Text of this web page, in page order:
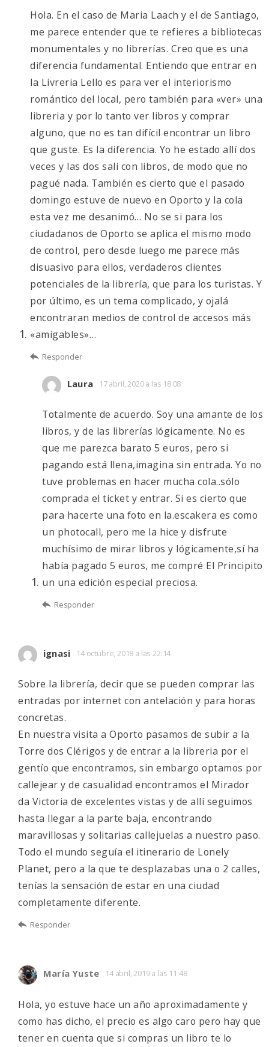
Hola. En el caso de Maria Laach y el de Santiago,
me parece entender que te refieres a bibliotecas
monumentales y no librerías. Creo que es una
diferencia fundamental. Entiendo que entrar en
la Livreria Lello es para ver el interiorismo
romántico del local, pero también para «ver» una
libreria y por lo tanto ver libros y comprar
alguno, que no es tan difícil encontrar un libro
que guste. Es la diferencia. Yo he estado allí dos
veces y las dos salí con libros, de modo que no
pagué nada. También es cierto que el pasado
domingo estuve de nuevo en Oporto y la cola
esta vez me desanimó… No se si para los
ciudadanos de Oporto se aplica el mismo modo
de control, pero desde luego me parece más
disuasivo para ellos, verdaderos clientes
potenciales de la librería, que para los turistas. Y
por último, es un tema complicado, y ojalá
encontraran medios de control de accesos más
«amigables»…
Responder
Laura 17 abril, 2020 a las 18:08
Totalmente de acuerdo. Soy una amante de los
libros, y de las librerías lógicamente. No es
que me parezca barato 5 euros, pero si
pagando está llena,imagina sin entrada. Yo no
tuve problemas en hacer mucha cola..sólo
comprada el ticket y entrar. Si es cierto que
para hacerte una foto en la.escakera es como
un photocall, pero me la hice y disfrute
muchísimo de mirar libros y lógicamente,sí ha
había pagado 5 euros, me compré El Principito
un una edición especial preciosa.
Responder
ignasi 14 octubre, 2018 a las 22:14
Sobre la librería, decir que se pueden comprar las
entradas por internet con antelación y para horas
concretas.
En nuestra visita a Oporto pasamos de subir a la
Torre dos Clérigos y de entrar a la libreria por el
gentío que encontramos, sin embargo optamos por
callejear y de casualidad encontramos el Mirador
da Victoria de excelentes vistas y de allí seguimos
hasta llegar a la parte baja, encontrando
maravillosas y solitarias callejuelas a nuestro paso.
Todo el mundo seguía el itinerario de Lonely
Planet, pero a la que te desplazabas una o 2 calles,
tenías la sensación de estar en una ciudad
completamente diferente.
Responder
María Yuste 14 abril, 2019 a las 11:48
Hola, yo estuve hace un año aproximadamente y
como has dicho, el precio es algo caro pero hay que
tener en cuenta que si compras un libro te lo